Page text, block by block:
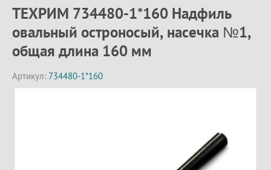
ТЕХРИМ 734480-1*160 Надфиль
овальный остроносый, насечка №1,
общая длина 160 мм
Артикул: 734480-1*160